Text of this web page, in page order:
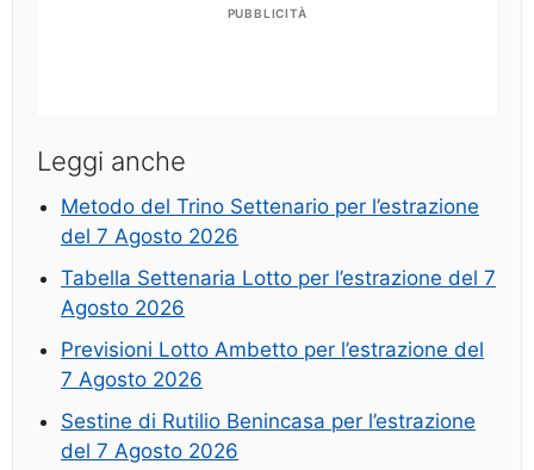
PUBBLICITÀ
Leggi anche
Metodo del Trino Settenario per l’estrazione
del 7 Agosto 2026
Tabella Settenaria Lotto per l’estrazione del 7
Agosto 2026
Previsioni Lotto Ambetto per l’estrazione del
7 Agosto 2026
Sestine di Rutilio Benincasa per l’estrazione
del 7 Agosto 2026